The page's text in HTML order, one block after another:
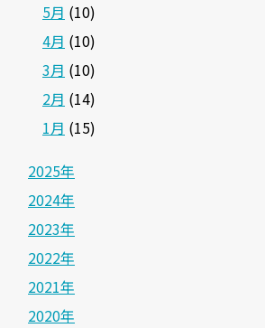
5月 (10)
4月 (10)
3月 (10)
2月 (14)
1月 (15)
2025年
2024年
2023年
2022年
2021年
2020年